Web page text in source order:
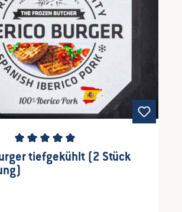
Bewertung von 5 von 5
tiefgekühlt (2 Stück